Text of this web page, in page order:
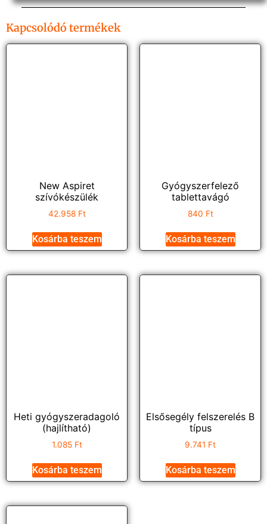
Kapcsolódó termékek
New Aspiret
szívókészülék
42.958 Ft
Kosárba teszem
Gyógyszerfelező
tablettavágó
840 Ft
Kosárba teszem
Heti gyógyszeradagoló
(hajlítható)
1.085 Ft
Kosárba teszem
Elsősegély felszerelés B
típus
9.741 Ft
Kosárba teszem